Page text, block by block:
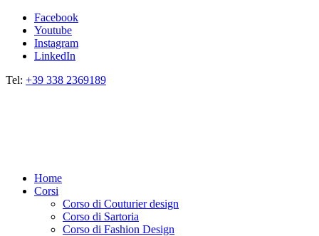
Facebook
Youtube
Instagram
LinkedIn
Tel: +39 338 2369189
Home
Corsi
Corso di Couturier design
Corso di Sartoria
Corso di Fashion Design